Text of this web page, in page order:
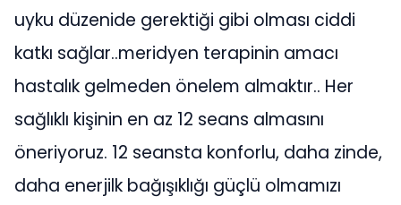
uyku düzenide gerektiği gibi olması ciddi
katkı sağlar..meridyen terapinin amacı
hastalık gelmeden önelem almaktır.. Her
sağlıklı kişinin en az 12 seans almasını
öneriyoruz. 12 seansta konforlu, daha zinde,
daha enerjilk bağışıklığı güçlü olmamızı